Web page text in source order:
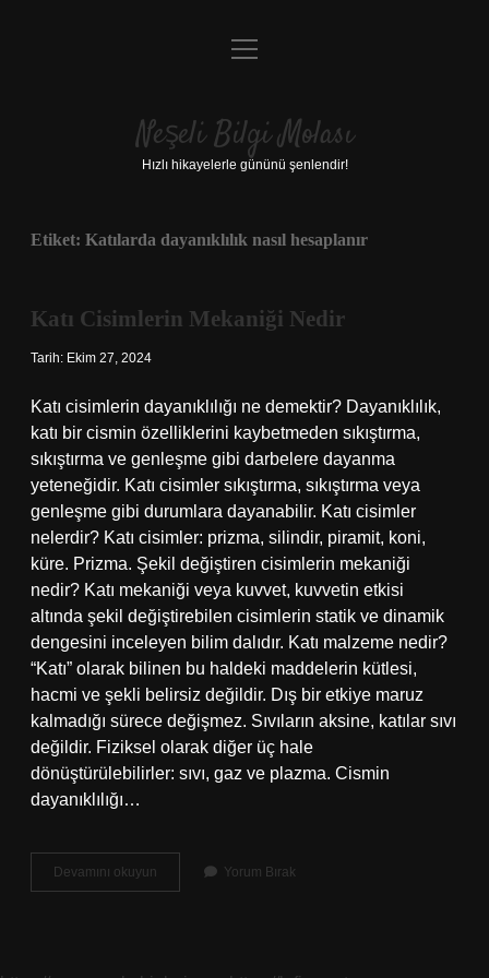
Anasayfa
Yasal Uyarı
menüyü
Neşeli Bilgi Molası
Hızlı hikayelerle gününü şenlendir!
Etiket: Katılarda dayanıklılık nasıl hesaplanır
Katı Cisimlerin Mekaniği Nedir
Tarih: Ekim 27, 2024
Katı cisimlerin dayanıklılığı ne demektir? Dayanıklılık,
katı bir cismin özelliklerini kaybetmeden sıkıştırma,
sıkıştırma ve genleşme gibi darbelere dayanma
yeteneğidir. Katı cisimler sıkıştırma, sıkıştırma veya
genleşme gibi durumlara dayanabilir. Katı cisimler
nelerdir? Katı cisimler: prizma, silindir, piramit, koni,
küre. Prizma. Şekil değiştiren cisimlerin mekaniği
nedir? Katı mekaniği veya kuvvet, kuvvetin etkisi
altında şekil değiştirebilen cisimlerin statik ve dinamik
dengesini inceleyen bilim dalıdır. Katı malzeme nedir?
“Katı” olarak bilinen bu haldeki maddelerin kütlesi,
hacmi ve şekli belirsiz değildir. Dış bir etkiye maruz
kalmadığı sürece değişmez. Sıvıların aksine, katılar sıvı
değildir. Fiziksel olarak diğer üç hale
dönüştürülebilirler: sıvı, gaz ve plazma. Cismin
dayanıklılığı…
Devamını okuyun
Cisimlerin
Yorum Bırak